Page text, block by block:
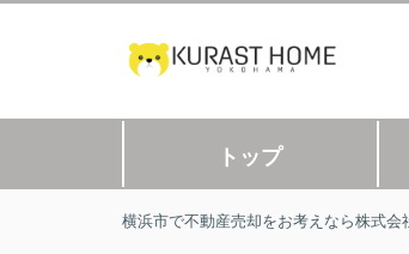
トップ
横浜市で不動産売却をお考えなら株式会